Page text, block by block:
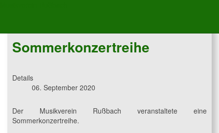
Sommerkonzertreihe
Details
06. September 2020
Der Musikverein Rußbach veranstaltete eine
Sommerkonzertreihe.